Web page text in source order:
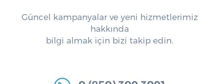
Güncel kampanyalar ve yeni hizmetlerimiz
hakkında
bilgi almak için bizi takip edin.